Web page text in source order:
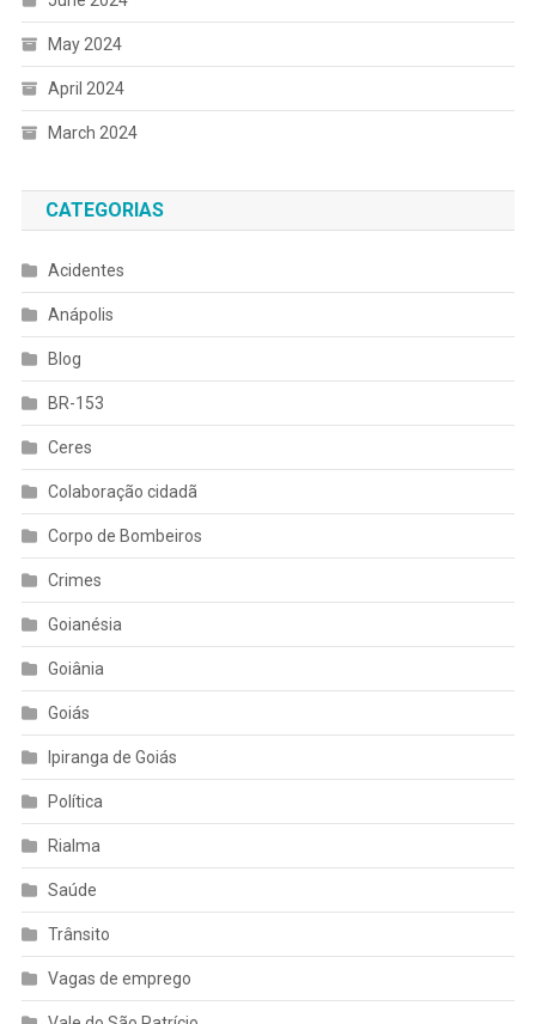
May 2024
April 2024
March 2024
CATEGORIAS
Acidentes
Anápolis
Blog
BR-153
Ceres
Colaboração cidadã
Corpo de Bombeiros
Crimes
Goianésia
Goiânia
Goiás
Ipiranga de Goiás
Política
Rialma
Saúde
Trânsito
Vagas de emprego